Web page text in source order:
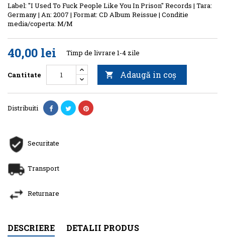
Label: "I Used To Fuck People Like You In Prison" Records | Tara:
Germany | An: 2007 | Format: CD Album Reissue | Conditie
media/coperta: M/M
40,00 lei Timp de livrare 1-4 zile
Cantitate  Adaugă in coş
Distribuiti
Securitate
Transport
Returnare
DESCRIERE
DETALII PRODUS